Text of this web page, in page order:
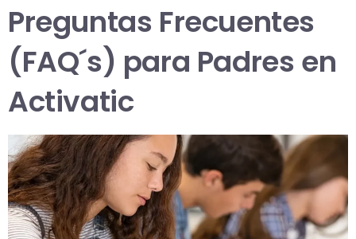
Preguntas Frecuentes
(FAQ´s) para Padres en
Activatic